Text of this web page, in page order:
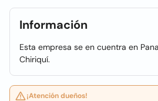
Información
Esta empresa se en cuentra en
Chiriquí.
¡Atención dueños!